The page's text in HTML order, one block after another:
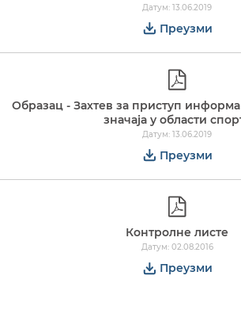
Датум: 13.06.2019
Преузми
Образац - Захтев за приступ
значаја у области
Датум: 13.06.2019
Преузми
Контролне листе
Датум: 02.08.2016
Преузми